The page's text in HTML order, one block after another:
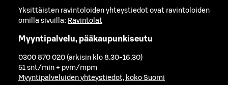
Yksittäisten ravintoloiden yhteystiedot ovat ravintoloiden
omilla sivuilla: Ravintolat
Myyntipalvelu, pääkaupunkiseutu
0300 870 020 (arkisin klo 8.30-16.30)
51 snt/min + pvm/mpm
Myyntipalveluiden yhteystiedot, koko Suomi